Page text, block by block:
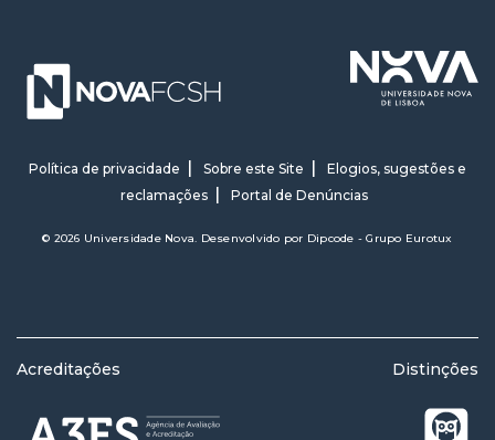
Política de privacidade Sobre este Site
Elogios, sugestões e
reclamações
Portal de Denúncias
© 2026 Universidade Nova. Desenvolvido por Dipcode - Grupo Eurotux
Acreditações Distinções